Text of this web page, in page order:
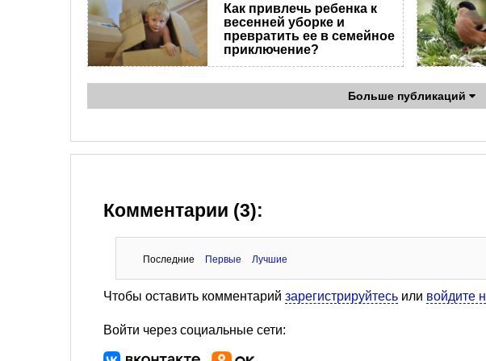
Как привлечь ребенка к
весенней уборке и
превратить ее в семейное
приключение?
Больше публикаций
Комментарии (3):
Последние Первые Лучшие
Чтобы оставить комментарий зарегистрируйтесь или войдите
Войти через социальные сети: